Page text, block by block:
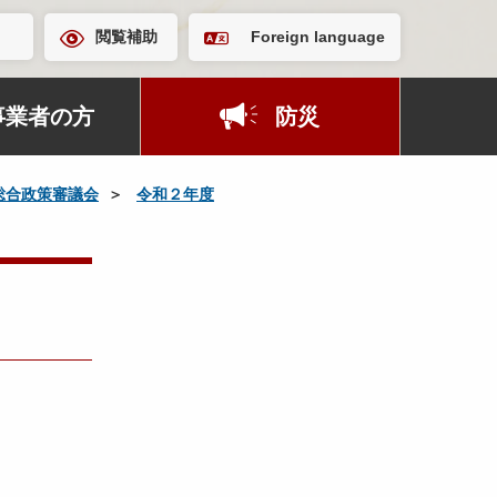
閲覧補助 Foreign language
業者の方 防災
合政策審議会 令和２年度